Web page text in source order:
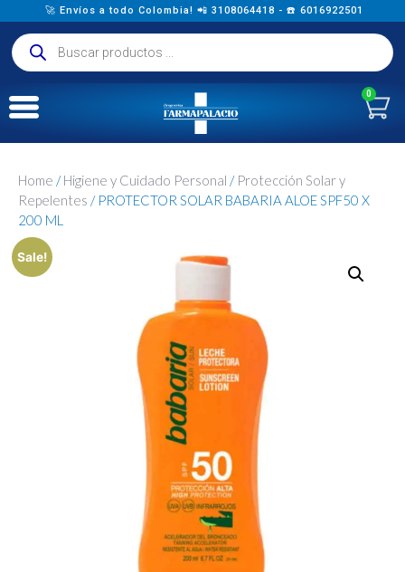
🚀 Envíos a todo Colombia! 📲 3108064418 - ☎️ 6016922501
0
Home /Higiene y Cuidado Personal / Protección Solar y
Repelentes / PROTECTOR SOLAR BABARIA ALOE SPF50 X
200 ML
Sale!